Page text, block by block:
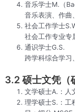
音乐学士M.（
音乐表演、作曲
社会工作学士
社会工作专业专
通识学士G.S.
跨学科综合学习
3.2 硕士文凭（
文学硕士A.：人
理学硕士S.：工